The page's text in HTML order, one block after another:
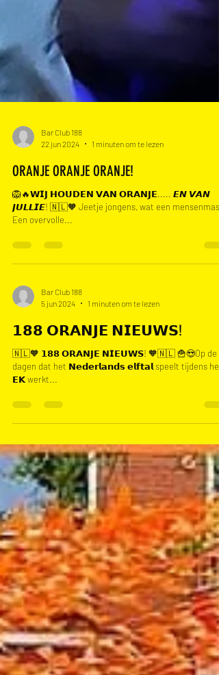
22 jun 2024
1 minuten om te lezen
ORANJE ORANJE ORANJE!
🦁🔥𝗪𝗜𝗝 𝗛𝗢𝗨𝗗𝗘𝗡 𝗩𝗔𝗡 𝗢𝗥𝗔𝗡𝗝𝗘..... 𝙀𝙉 𝙑𝘼𝙉
Een overvolle...
5 jun 2024
1 minuten om te lezen
𝟭𝟴𝟴 𝗢𝗥𝗔𝗡𝗝𝗘 𝗡𝗜𝗘𝗨𝗪𝗦!
🇳🇱🧡 𝟭𝟴𝟴 𝗢𝗥𝗔𝗡𝗝𝗘 𝗡𝗜𝗘𝗨𝗪𝗦! 🧡🇳🇱 🍟😍Op de
𝗘𝗞 werkt...